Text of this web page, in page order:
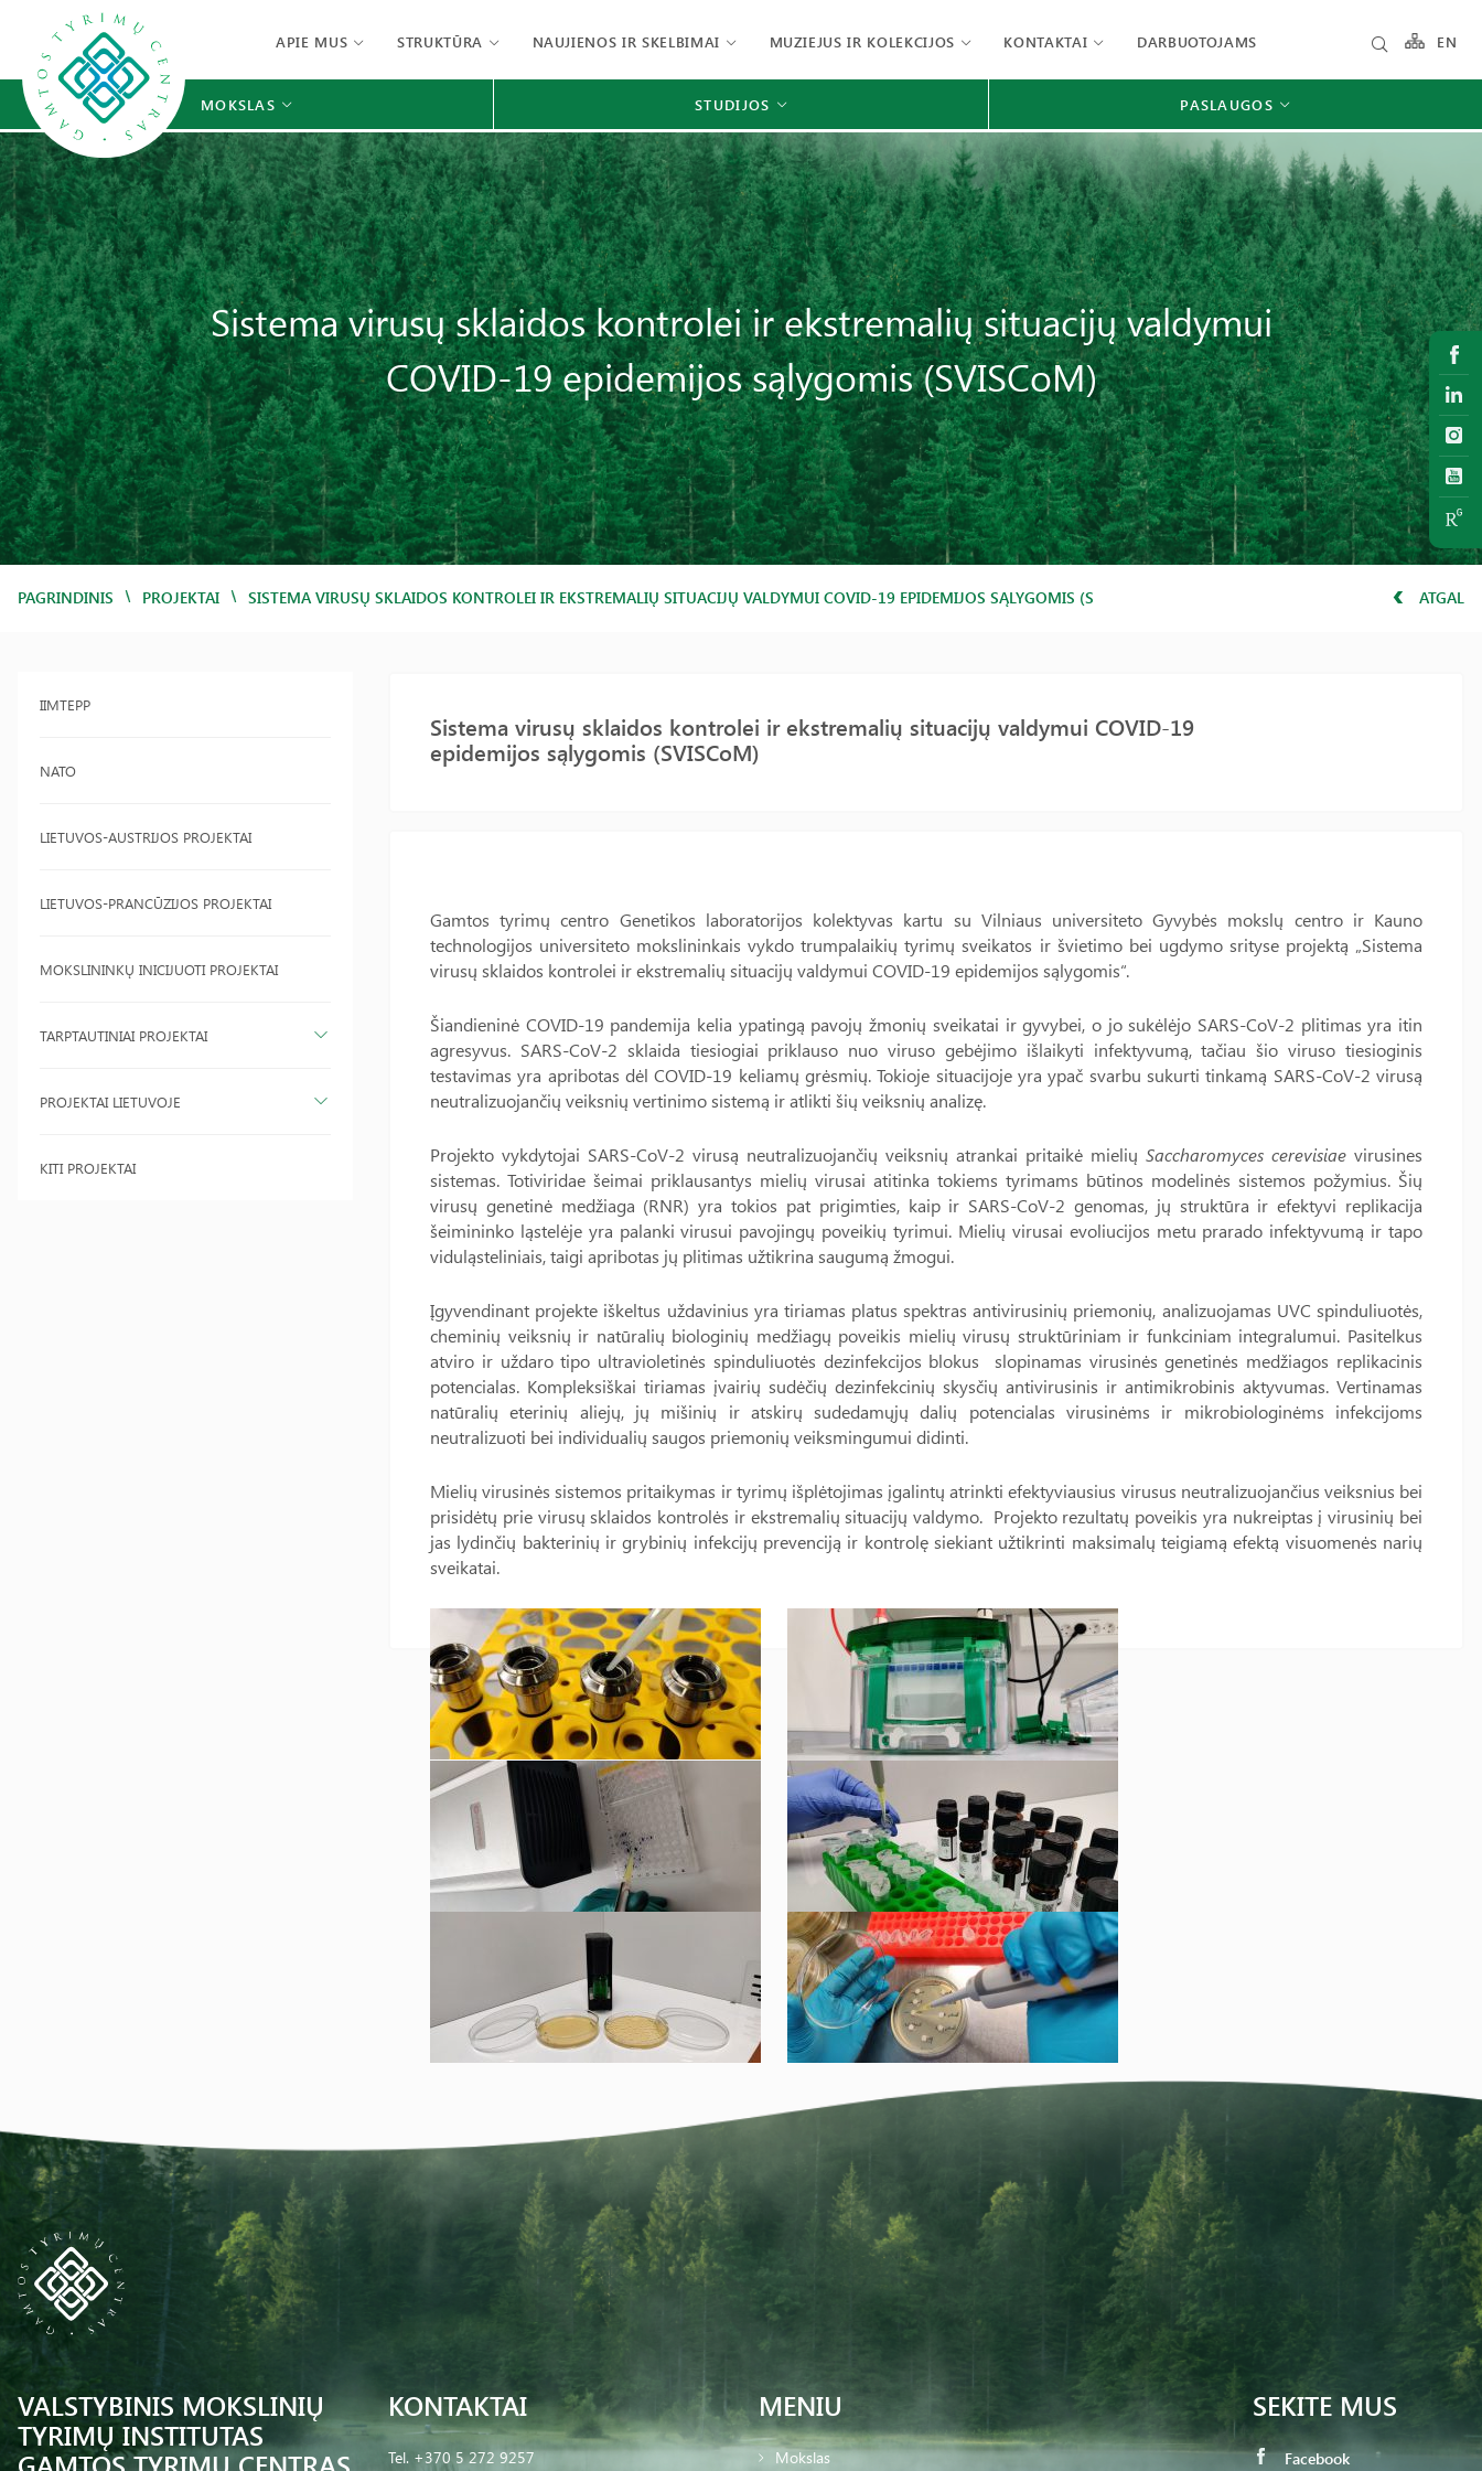
APIE MUS STRUKTŪRA NAUJIENOS IR SKELBIMAI MUZIEJUS IR KOLEKCIJOS KONTAKTAI DARBUOTOJAMS EN
MOKSLAS STUDIJOS PASLAUGOS
Sistema virusų sklaidos kontrolei ir ekstremalių situacijų valdymui
COVID-19 epidemijos sąlygomis (SVISCoM)
PAGRINDINIS / PROJEKTAI / SISTEMA VIRUSŲ SKLAIDOS KONTROLEI IR EKSTREMALIŲ SITUACIJŲ VALDYMUI COVID-19 EPIDEMIJOS SĄLYGOMIS (SVISCOM) ATGAL
IIMTEPP
NATO
LIETUVOS-AUSTRIJOS PROJEKTAI
LIETUVOS-PRANCŪZIJOS PROJEKTAI
MOKSLININKŲ INICIJUOTI PROJEKTAI
TARPTAUTINIAI PROJEKTAI
PROJEKTAI LIETUVOJE
KITI PROJEKTAI
Sistema virusų sklaidos kontrolei ir ekstremalių situacijų valdymui COVID-19
epidemijos sąlygomis (SVISCoM)
Gamtos tyrimų centro Genetikos laboratorijos kolektyvas kartu su Vilniaus universiteto Gyvybės mokslų centro ir Kauno
technologijos universiteto mokslininkais vykdo trumpalaikių tyrimų sveikatos ir švietimo bei ugdymo srityse projektą „Sistema
virusų sklaidos kontrolei ir ekstremalių situacijų valdymui COVID-19 epidemijos sąlygomis“.
Šiandieninė COVID-19 pandemija kelia ypatingą pavojų žmonių sveikatai ir gyvybei, o jo sukėlėjo SARS-CoV-2 plitimas yra itin
agresyvus. SARS-CoV-2 sklaida tiesiogiai priklauso nuo viruso gebėjimo išlaikyti infektyvumą, tačiau šio viruso tiesioginis
testavimas yra apribotas dėl COVID-19 keliamų grėsmių. Tokioje situacijoje yra ypač svarbu sukurti tinkamą SARS-CoV-2 virusą
neutralizuojančių veiksnių vertinimo sistemą ir atlikti šių veiksnių analizę.
Projekto vykdytojai SARS-CoV-2 virusą neutralizuojančių veiksnių atrankai pritaikė mielių Saccharomyces cerevisiae virusines
sistemas. Totiviridae šeimai priklausantys mielių virusai atitinka tokiems tyrimams būtinos modelinės sistemos požymius. Šių
virusų genetinė medžiaga (RNR) yra tokios pat prigimties, kaip ir SARS-CoV-2 genomas, jų struktūra ir efektyvi replikacija
šeimininko ląstelėje yra palanki virusui pavojingų poveikių tyrimui. Mielių virusai evoliucijos metu prarado infektyvumą ir tapo
viduląsteliniais, taigi apribotas jų plitimas užtikrina saugumą žmogui.
Įgyvendinant projekte iškeltus uždavinius yra tiriamas platus spektras antivirusinių priemonių, analizuojamas UVC spinduliuotės,
cheminių veiksnių ir natūralių biologinių medžiagų poveikis mielių virusų struktūriniam ir funkciniam integralumui. Pasitelkus
atviro ir uždaro tipo ultravioletinės spinduliuotės dezinfekcijos blokus slopinamas virusinės genetinės medžiagos replikacinis
potencialas. Kompleksiškai tiriamas įvairių sudėčių dezinfekcinių skysčių antivirusinis ir antimikrobinis aktyvumas. Vertinamas
natūralių eterinių aliejų, jų mišinių ir atskirų sudedamųjų dalių potencialas virusinėms ir mikrobiologinėms infekcijoms
neutralizuoti bei individualių saugos priemonių veiksmingumui didinti.
Mielių virusinės sistemos pritaikymas ir tyrimų išplėtojimas įgalintų atrinkti efektyviausius virusus neutralizuojančius veiksnius bei
prisidėtų prie virusų sklaidos kontrolės ir ekstremalių situacijų valdymo. Projekto rezultatų poveikis yra nukreiptas į virusinių bei
jas lydinčių bakterinių ir grybinių infekcijų prevenciją ir kontrolę siekiant užtikrinti maksimalų teigiamą efektą visuomenės narių
sveikatai.
VALSTYBINIS MOKSLINIŲ
TYRIMŲ INSTITUTAS
KONTAKTAI
Tel. +370 5 272 9257
MENIU
Mokslas
SEKITE MUS
Facebook